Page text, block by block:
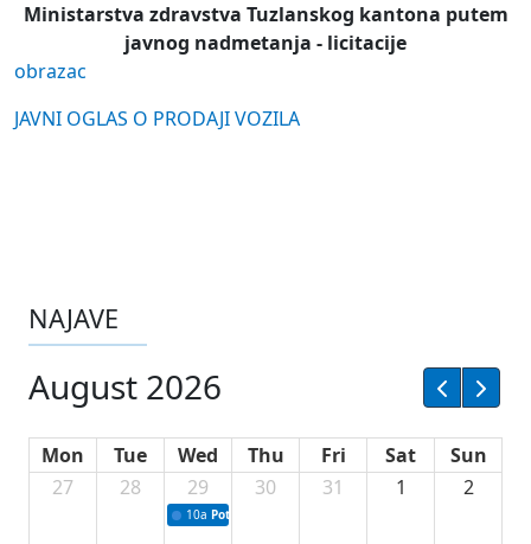
Ministarstva zdravstva Tuzlanskog kantona putem
javnog nadmetanja - licitacije
obrazac
JAVNI OGLAS O PRODAJI VOZILA
NAJAVE
August 2026
Mon Tue Wed Thu Fri Sat
Sun
27
28 29
10a Potpisivanje ugovora sa neprofitnim
30 31 1 2